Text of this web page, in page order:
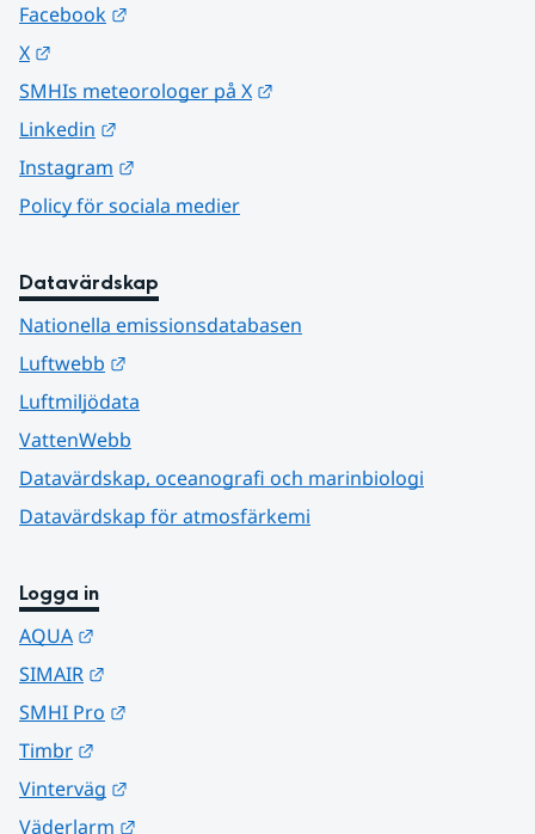
Facebook
X
SMHIs meteorologer på X
Linkedin
Instagram
Policy för sociala medier
Datavärdskap
Nationella emissionsdatabasen
Luftwebb
Luftmiljödata
VattenWebb
Datavärdskap, oceanografi och marinbiologi
Datavärdskap för atmosfärkemi
Logga in
AQUA
SIMAIR
SMHI Pro
Timbr
Vinterväg
Väderlarm